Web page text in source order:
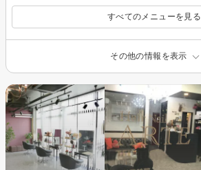
すべてのメニューを見る
その他の情報を表示